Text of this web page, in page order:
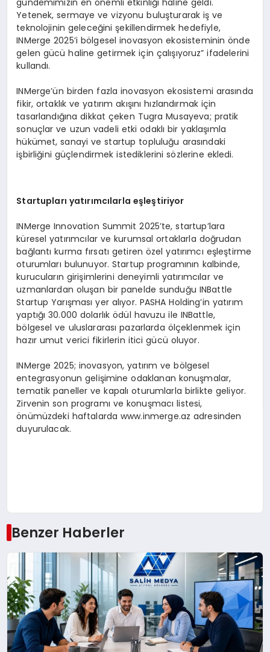
gündemimizin en önemli etkinliği haline geldi.
Yetenek, sermaye ve vizyonu buluşturarak iş ve
teknolojinin geleceğini şekillendirmek hedefiyle,
INMerge 2025’i bölgesel inovasyon ekosisteminin önde
gelen gücü haline getirmek için çalışıyoruz” ifadelerini
kullandı.
INMerge’ün birden fazla inovasyon ekosistemi arasında
fikir, ortaklık ve yatırım akışını hızlandırmak için
tasarlandığına dikkat çeken Tugra Musayeva; pratik
sonuçlar ve uzun vadeli etki odaklı bir yaklaşımla
hükümet, sanayi ve startup topluluğu arasındaki
işbirliğini güçlendirmek istediklerini sözlerine ekledi.
Startupları yatırımcılarla eşleştiriyor
INMerge Innovation Summit 2025’te, startup’lara
küresel yatırımcılar ve kurumsal ortaklarla doğrudan
bağlantı kurma fırsatı getiren özel yatırımcı eşleştirme
oturumları bulunuyor. Startup programının kalbinde,
kurucuların girişimlerini deneyimli yatırımcılar ve
uzmanlardan oluşan bir panelde sunduğu INBattle
Startup Yarışması yer alıyor. PASHA Holding’in yatırım
yaptığı 30.000 dolarlık ödül havuzu ile INBattle,
bölgesel ve uluslararası pazarlarda ölçeklenmek için
hazır umut verici fikirlerin itici gücü oluyor.
INMerge 2025; inovasyon, yatırım ve bölgesel
entegrasyonun gelişimine odaklanan konuşmalar,
tematik paneller ve kapalı oturumlarla birlikte geliyor.
Zirvenin son programı ve konuşmacı listesi,
önümüzdeki haftalarda www.inmerge.az adresinden
duyurulacak.
Benzer Haberler